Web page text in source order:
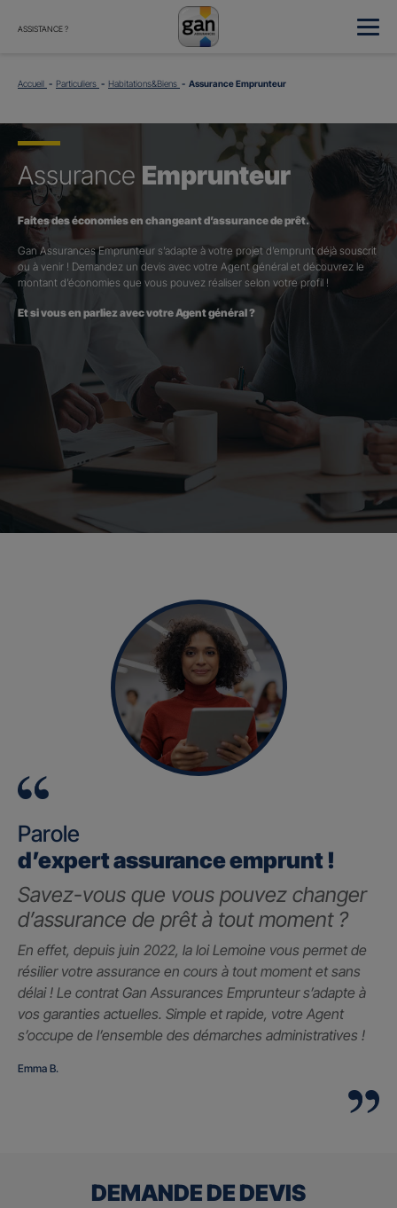
ASSISTANCE ?
Accueil Particuliers Habitations&Biens Assurance Emprunteur
Assurance Emprunteur
Faites des économies en changeant d’assurance de prêt.
Gan Assurances Emprunteur s’adapte à votre projet d’emprunt déjà souscrit
ou à venir ! Demandez un devis avec votre Agent général et découvrez le
montant d’économies que vous pouvez réaliser selon votre profil !
Et si vous en parliez avec votre Agent général ?
Parole
d’expert assurance emprunt !
Savez-vous que vous pouvez changer
d’assurance de prêt à tout moment ?
En effet, depuis juin 2022, la loi Lemoine vous permet de
résilier votre assurance en cours à tout moment et sans
délai ! Le contrat Gan Assurances Emprunteur s’adapte à
vos garanties actuelles. Simple et rapide, votre Agent
s’occupe de l’ensemble des démarches administratives !
Emma B.
DEMANDE DE DEVIS